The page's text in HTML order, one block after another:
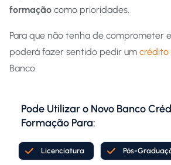
formação como prioridades.
Para que não tenha de comprometer
poderá fazer sentido pedir um crédito
Banco.
Pode Utilizar o Novo Banco
Formação Para:
Licenciatura Pós-